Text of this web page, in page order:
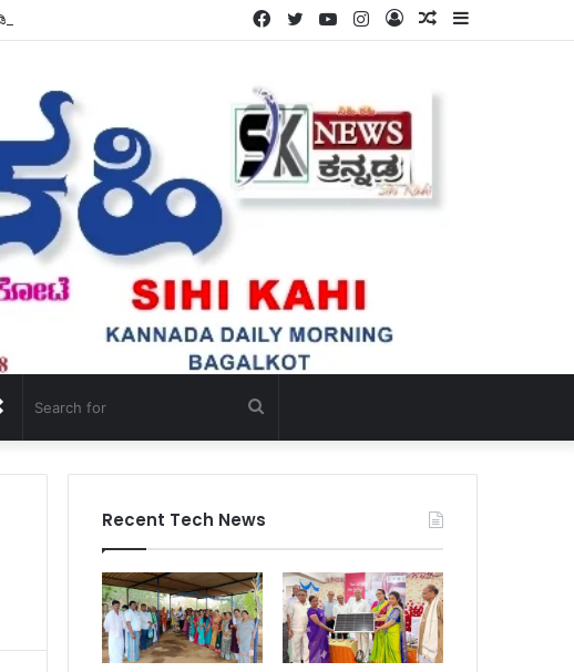
Sidebar
Random
Log
Instagram
YouTube
Twitter
Facebook
Search
for
Random
Article
Recent Tech News